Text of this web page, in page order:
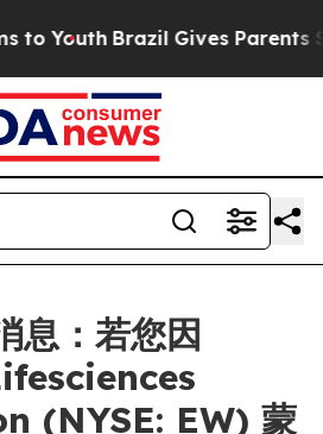
Youth Brazil Gives Parents
息：若您因
(NYSE: EW) 蒙